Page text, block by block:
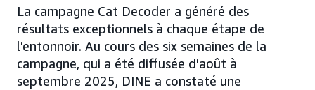
La campagne Cat Decoder a généré des
résultats exceptionnels à chaque étape de
l'entonnoir. Au cours des six semaines de la
campagne, qui a été diffusée d'août à
septembre 2025, DINE a constaté une